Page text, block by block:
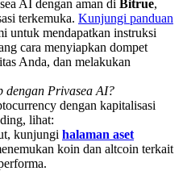
25000 USDT prize pool!
pool
AI dengan aman di Bitrue,
terkemuka. Kunjungi panduan
untuk mendapatkan instruksi
cara menyiapkan dompet
Anda, dan melakukan
dengan Privasea AI?
dengan kapitalisasi
lihat:
kunjungi halaman aset
koin dan altcoin terkait